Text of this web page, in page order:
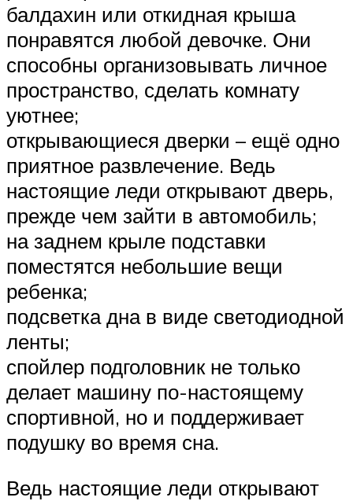
балдахин или откидная крыша
понравятся любой девочке. Они
способны организовывать личное
пространство, сделать комнату
уютнее;
открывающиеся дверки – ещё одно
приятное развлечение. Ведь
настоящие леди открывают дверь,
прежде чем зайти в автомобиль;
на заднем крыле подставки
поместятся небольшие вещи
ребенка;
подсветка дна в виде светодиодной
ленты;
спойлер подголовник не только
делает машину по-настоящему
спортивной, но и поддерживает
подушку во время сна.
Ведь настоящие леди открывают